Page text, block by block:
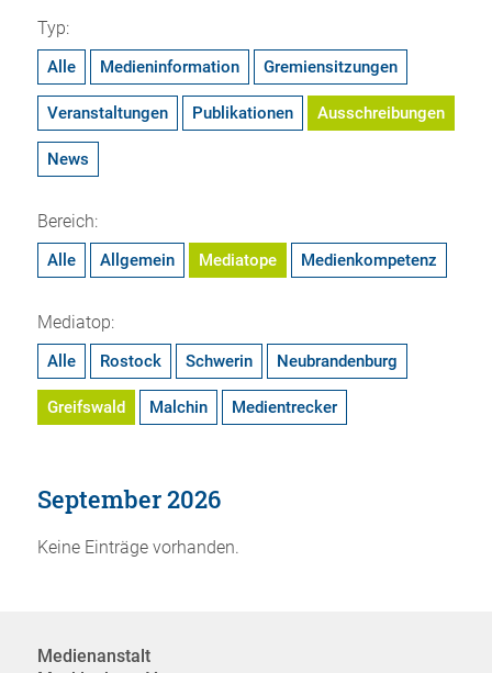
Typ:
Alle Medieninformation Gremiensitzungen
Veranstaltungen Publikationen Ausschreibungen
News
Bereich:
Alle Allgemein Mediatope Medienkompetenz
Mediatop:
Alle Rostock Schwerin Neubrandenburg
Greifswald Malchin Medientrecker
September 2026
Keine Einträge vorhanden.
Medienanstalt